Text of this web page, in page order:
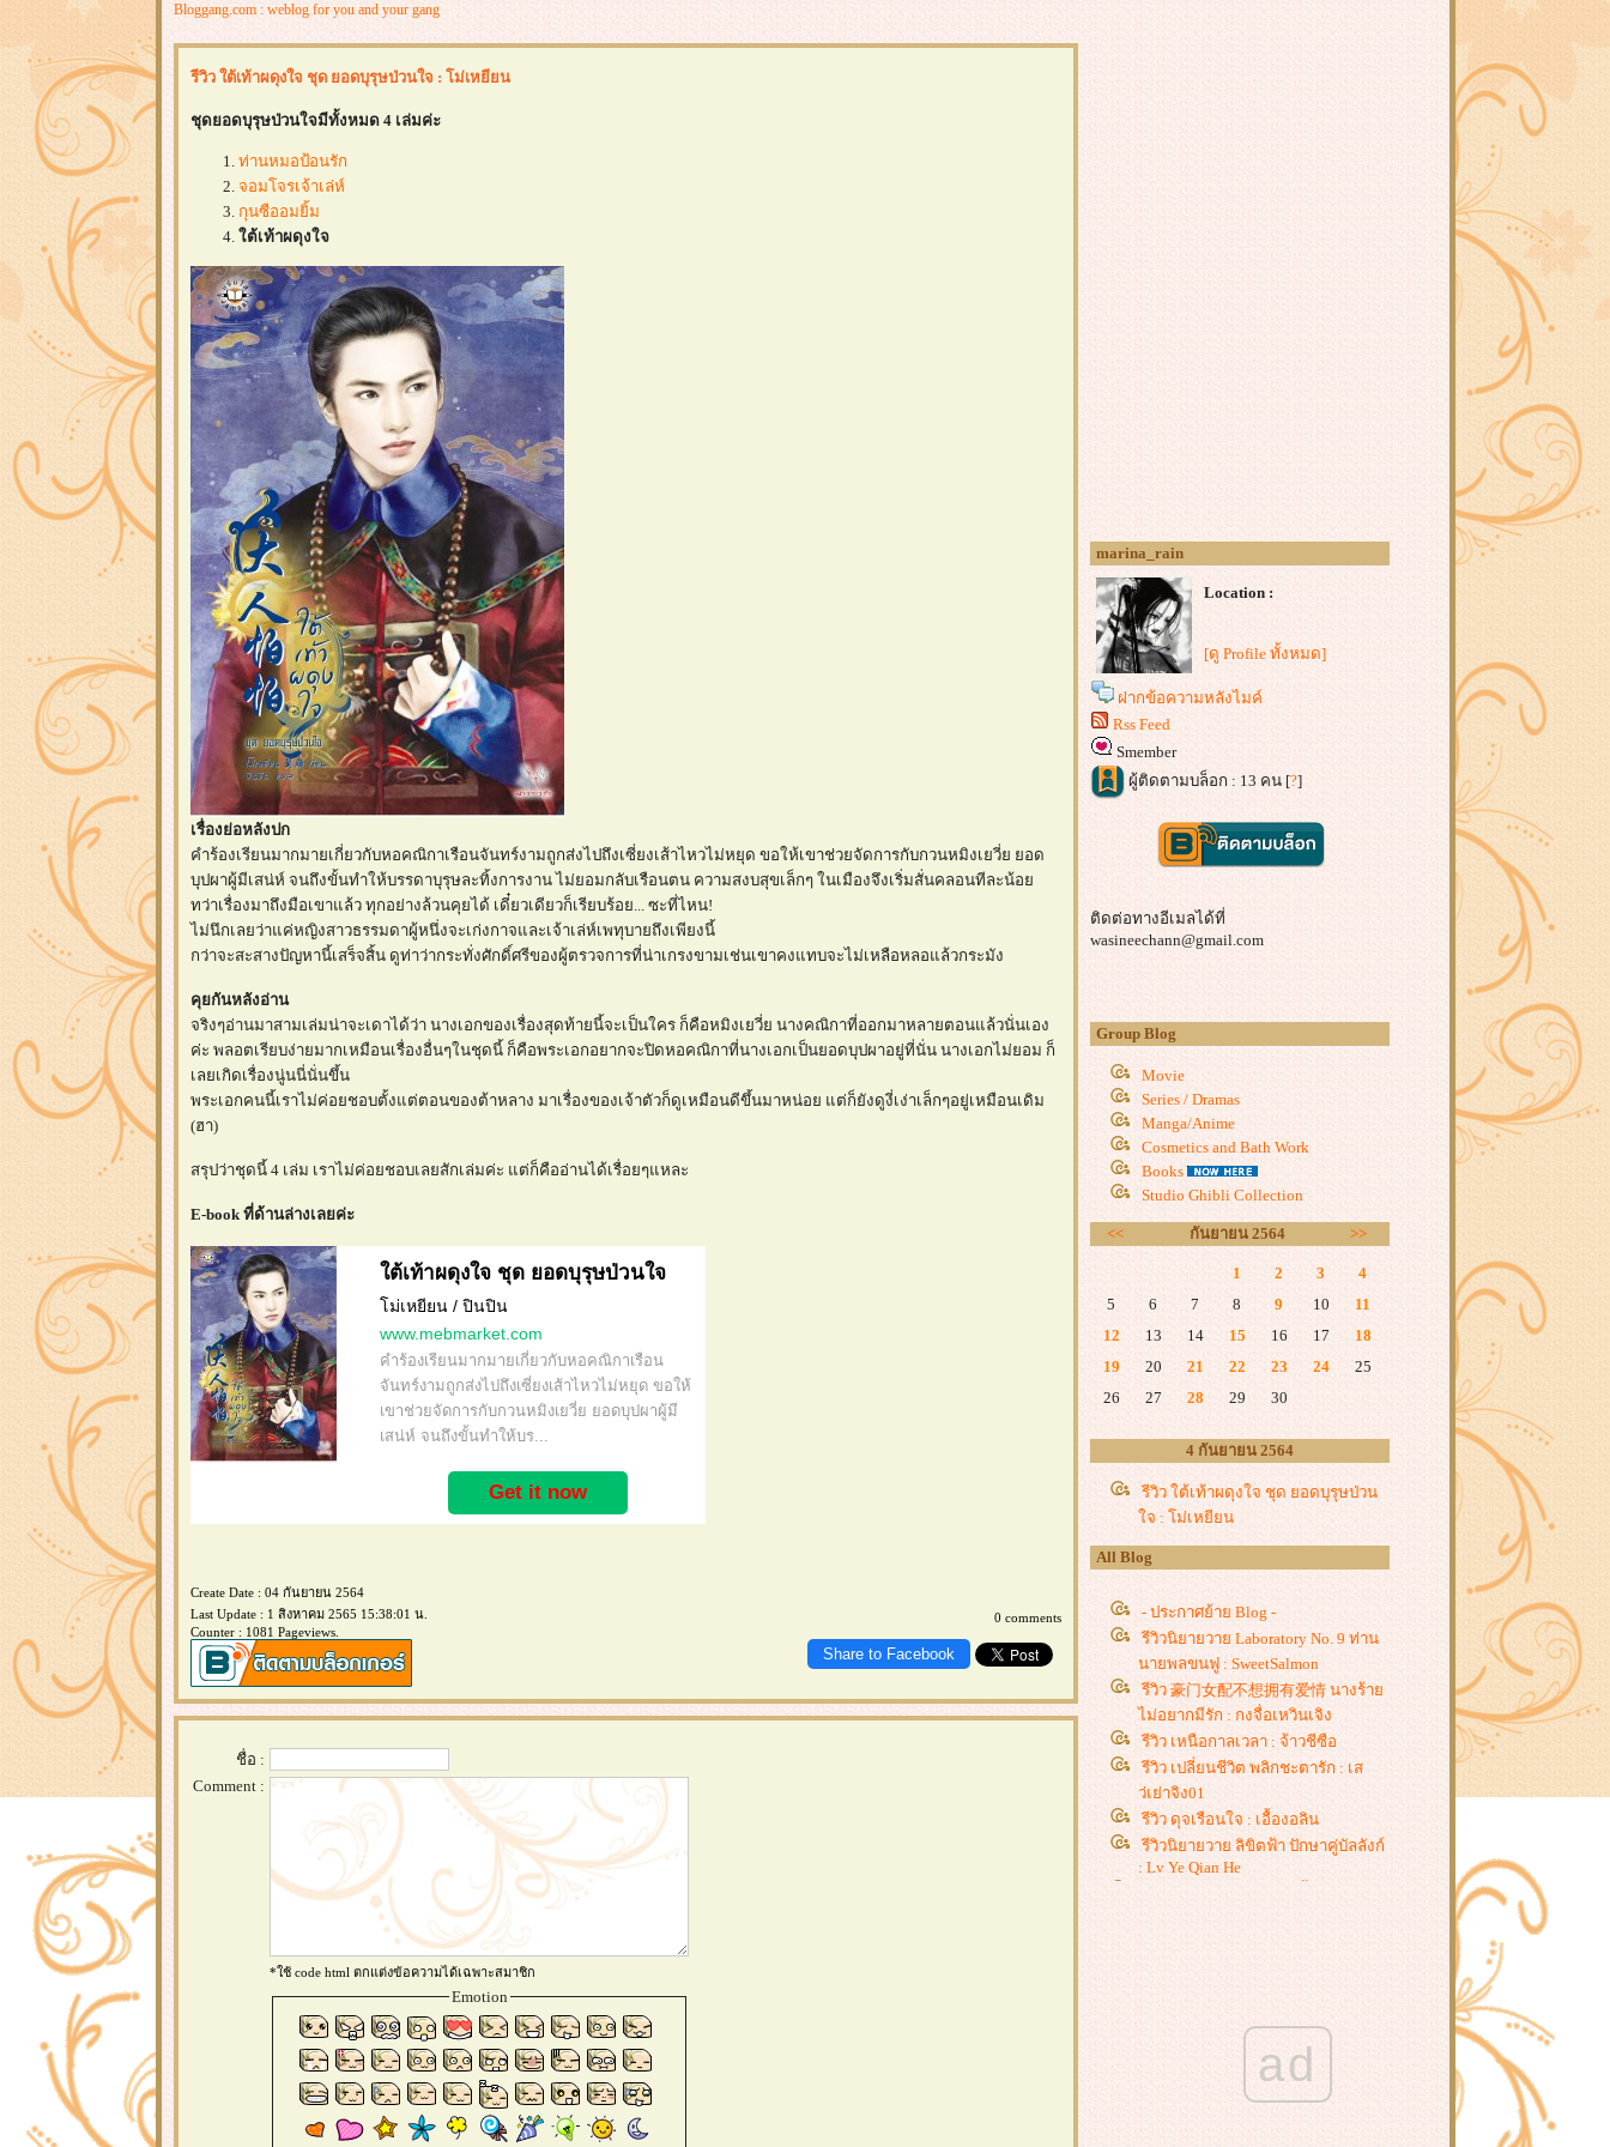
Bloggang.com : weblog for you and your gang
รีวิว ใต้เท้าผดุงใจ ชุด ยอดบุรุษป่วนใจ : โม่เหยียน
ชุดยอดบุรุษป่วนใจมีทั้งหมด 4 เล่มค่ะ
ท่านหมอป้อนรัก
จอมโจรเจ้าเล่ห์
กุนซืออมยิ้ม
ต้เท้าผดุงใจ
เรื่องย่อหลังปก
คำร้องเรียนมากมายเกี่ยวกับหอคณิกาเรือนจันทร์งามถูกส่งไปถึงเซี่ยงเส้าไหวไม่หยุด ขอให้เขาช่วยจัดการกับกวนหมิงเยวี่ย ยอด
บุปผาผู้มีเสน่ห์ จนถึงขั้นทำให้บรรดาบุรุษละทิ้งการงาน ไม่ยอมกลับเรือนตน ความสงบสุขเล็กๆ ในเมืองจึงเริ่มสั่นคลอนทีละน้อ
ทว่าเรื่องมาถึงมือเขาแล้ว ทุกอย่างล้วนคุยได้ เดี๋ยวเดียวก็เรียบร้อย... ซะที่ไหน!
ไม่นึกเลยว่าแค่หญิงสาวธรรมดาผู้หนึ่งจะเก่งกาจและเจ้าเล่ห์เพทุบายถึงเพียงนี้
กว่าจะสะสางปัญหานี้เสร็จสิ้น ดูท่าว่ากระทั่งศักดิ์ศรีของผู้ตรวจการที่น่าเกรงขามเช่นเขาคงแทบจะไม่เหลือหลอแล้วกระมัง
คุยกันหลังอ่าน
จริงๆอ่านมาสามเล่มน่าจะเดาได้ว่า นางเอกของเรื่องสุดท้ายนี้จะเป็นใคร ก็คือหมิงเยวี่ย นางคณิกาที่ออกมาหลายตอนแล้วนั่นเอง
ค่ะ พลอตเรียบง่ายมากเหมือนเรื่องอื่นๆในชุดนี้ ก็คือพระเอกอยากจะปิดหอคณิกาที่นางเอกเป็นยอดบุปผาอยู่ที่นั่น นางเอกไม่ยอม ก็
เลยเกิดเรื่องนู่นนี่นั่นขึ้น
พระเอกคนนี้เราไม่ค่อยชอบตั้งแต่ตอนของต้าหลาง มาเรื่องของเจ้าตัวก็ดูเหมือนดีขึ้นมาหน่อย แต่ก็ยังดูงี่เง่าเล็กๆอยู่เหมือนเดิม
(ฮา)
สรุปว่าชุดนี้ 4 เล่ม เราไม่ค่อยชอบเลยสักเล่มค่ะ แต่ก็คืออ่านได้เรื่อยๆแหละ
E-book ที่ด้านล่างเลยค่ะ
ต้เท้าผดุงใจ ชุด ยอดบุรุษป่วนใจ
ม่เหยียน / ปินปิน
www.mebmarket.com
คำร้องเรียนมากมายเกี่ยวกับหอคณิกาเรือน
จันทร์งามถูกส่งไปถึงเซี่ยงเส้าไหวไม่หยุด ขอให้
เขาช่วยจัดการกับกวนหมิงเยวี่ย ยอดบุปผาผู้มี
เสน่ห์ จนถึงขั้นทำให้บร...
Get it now
Create Date : 04 กันยายน 2564
Last Update : 1 สิงหาคม 2565 15:38:01 น.
Counter : 1081 Pageviews.
0 comments
Share to Facebook
ชื่อ :
Comment :
*ใช้ code html ตกแต่งข้อความได้เฉพาะสมาชิก
Emotion
marina_rain
Location :
[ดู Profile ทั้งหมด]
ฝากข้อความหลังไมค์
Rss Feed
Smember
ผู้ติดตามบล็อก : 13 คน [?]
ติดต่อทางอีเมลได้ที่
wasineechann@gmail.com
Group Blog
Movie
Series / Dramas
Manga/Anime
Cosmetics and Bath Work
Books
Studio Ghibli Collection
<< กันยายน 2564 >>
1 2 3
4
5
6 7 8 9 10
11
12
13 14 15 16 17
18
19
20 21 22 23 24
25
26
27 28 29 30
4 กันยายน 2564
รีวิว ใต้เท้าผดุงใจ ชุด ยอดบุรุษป่วน
จ : โม่เหยียน
All Blog
- ประกาศย้าย Blog -
รีวิวนิยายวาย Laboratory No. 9 ท่าน
นายพลขนฟู : SweetSalmon
รีวิว 豪门女配不想拥有爱情 นางร้า
ไม่อยากมีรัก : กงจื่อเหวินเจิง
รีวิว เหนือกาลเวลา : จ้าวชีซือ
รีวิว เปลี่ยนชีวิต พลิกชะตารัก : เส
ว่เย่าจิง01
รีวิว ดุจเรือนใจ : เอื้องอลิน
รีวิวนิยายวาย ลิขิตฟ้า ปักษาคู่บัลลังก์
: Lv Ye Qian He
รีวิว ชายาแม่ทัพหยามไม่ได้ : ฉางโก
รีวิว ยอดหญิงเซียนเครื่องหอม : อวี่
ad